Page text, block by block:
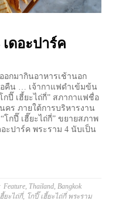
ดอะปาร์ค
อกมากินอาหารเช้านอก
คืน … เจ้ากาแฟดำเข้มข้น
กปี๊ เฮี้ยะไถ่กี่” สภากาแฟชื่อ
คร ภายใต้การบริหารงาน
กปี๊ เฮี๊ยะไถ่กี่” ขยายสภาพ
ะปาร์ค พระราม 4 นับเป็น
Feature, Thailand, Bangkok
ยะไถ่กี่, โกปี๊ เฮี้ยะไถ่กี่ พระราม